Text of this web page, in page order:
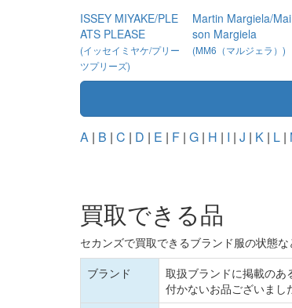
ISSEY MIYAKE/PLE
ATS PLEASE
(イッセイミヤケ/プリー
ツプリーズ)
Martin Margiela/Mai
son Margiela
(MM6（マルジェラ）)
A | B | C | D | E | F | G | H | I | J | K | L |
買取できる品
セカンズで買取できるブランド服の状態
ブランド
取扱ブランドに掲載のあ
付かないお品ございまし